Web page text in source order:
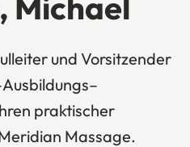
und Vorsitzender
praktischer
Massage.